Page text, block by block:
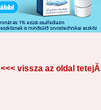
<<< vissza az oldal